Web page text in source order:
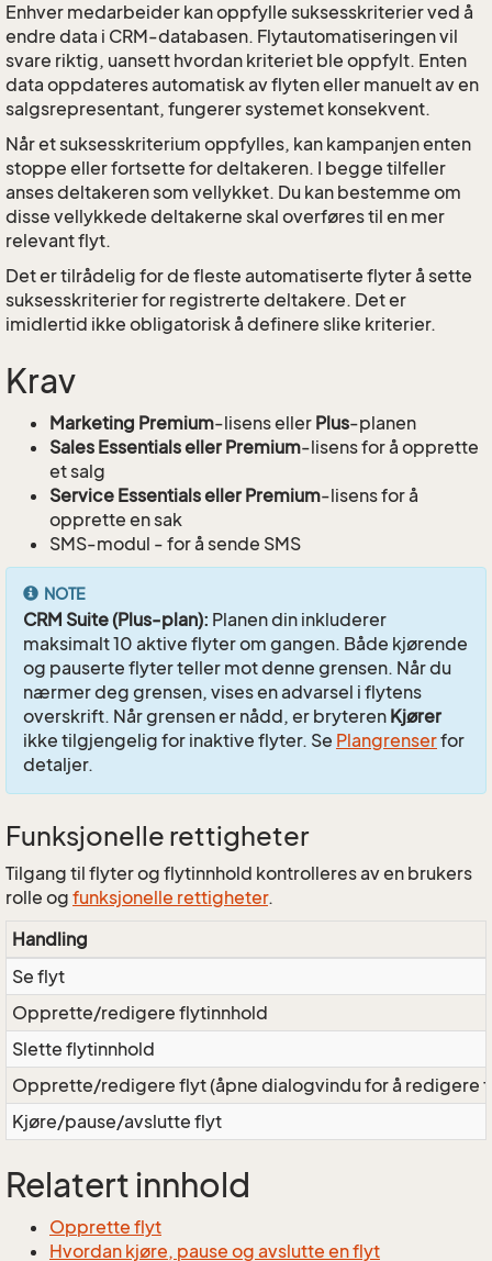
Enhver medarbeider kan oppfylle suksesskriterier ved å
endre data i CRM-databasen. Flytautomatiseringen vil
svare riktig, uansett hvordan kriteriet ble oppfylt. Enten
data oppdateres automatisk av flyten eller manuelt av en
salgsrepresentant, fungerer systemet konsekvent.
Når et suksesskriterium oppfylles, kan kampanjen enten
stoppe eller fortsette for deltakeren. I begge tilfeller
anses deltakeren som vellykket. Du kan bestemme om
disse vellykkede deltakerne skal overføres til en mer
relevant flyt.
Det er tilrådelig for de fleste automatiserte flyter å sette
suksesskriterier for registrerte deltakere. Det er
imidlertid ikke obligatorisk å definere slike kriterier.
Krav
Marketing Premium-lisens eller Plus-planen
Sales Essentials eller Premium-lisens for å opprette
et salg
Service Essentials eller Premium-lisens for å
opprette en sak
SMS-modul - for å sende SMS
NOTE
CRM Suite (Plus-plan): Planen din inkluderer
maksimalt 10 aktive flyter om gangen. Både kjørende
og pauserte flyter teller mot denne grensen. Når du
nærmer deg grensen, vises en advarsel i flytens
overskrift. Når grensen er nådd, er bryteren Kjører
ikke tilgjengelig for inaktive flyter. Se Plangrenserfor
detaljer.
Funksjonelle rettigheter
Tilgang til flyter og flytinnhold kontrolleres av en brukers
rolle og funksjonelle rettigheter.
Handling
Se flyt
Opprette/redigere flytinnhold
Slette flytinnhold
Opprette/redigere flyt (åpne dialogvindu for å redigere
Kjøre/pause/avslutte flyt
Relatert innhold
Opprette flyt
Hvordan kjøre, pause og avslutte en flyt